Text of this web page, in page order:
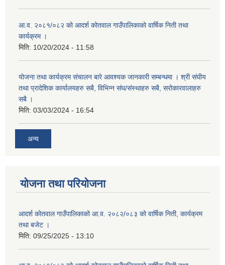
आ.व. २०८१/०८२ को आदर्श कोतवाल गाउँपालिकाको वार्षिक निती तथा
कार्यक्रम ।
मिति: 10/20/2024 - 11:58
योजना तथा कार्यक्रम संचालन बारे आवश्यक जानकारी सम्बन्धमा । श्री संघीय
तथा प्रादेशिक कार्यालयहरु सबै, विभिन्‍न संघ/संस्थाहरु सबै, सरोकारवालाहरु
सबै ।
मिति: 03/03/2024 - 16:54
अन्य
योजना तथा परियोजना
आदर्श कोतवाल गाउँपालिकाको आ.व. २०८२/०८३ को वार्षिक निती, कार्यक्रम
तथा बजेट ।
मिति: 09/25/2025 - 13:10